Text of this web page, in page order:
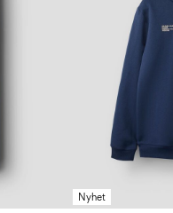
Nyhet